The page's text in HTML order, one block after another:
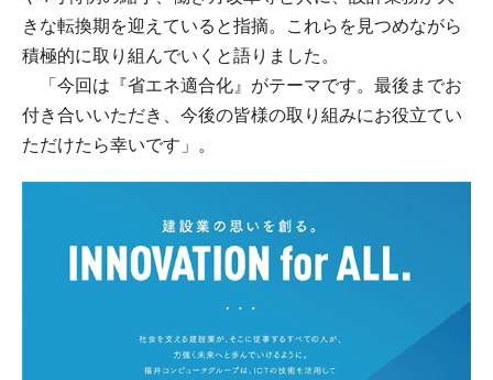
きな転換期を迎えていると指摘。これらを見つめながら
積極的に取り組んでいくと語りました。
「今回は『省エネ適合化』がテーマです。最後までお
付き合いいただき、今後の皆様の取り組みにお役立てい
ただけたら幸いです」。